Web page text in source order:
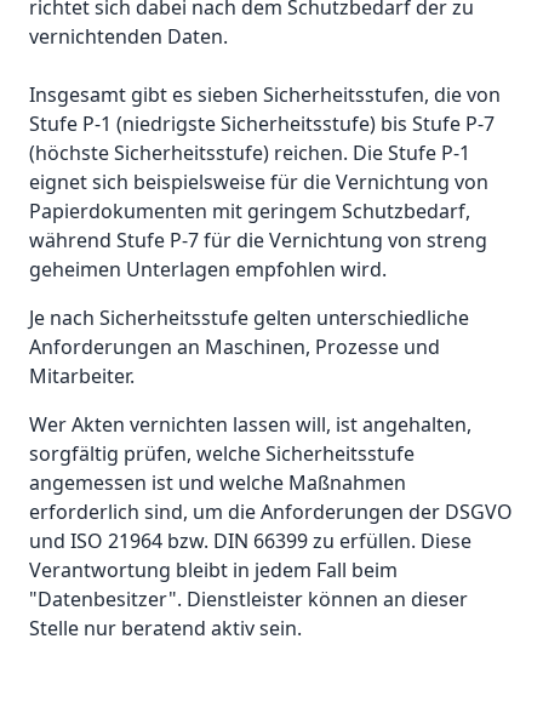
richtet sich dabei nach dem Schutzbedarf der zu
vernichtenden Daten.
Insgesamt gibt es sieben Sicherheitsstufen, die von
Stufe P-1 (niedrigste Sicherheitsstufe) bis Stufe P-7
(höchste Sicherheitsstufe) reichen. Die Stufe P-1
eignet sich beispielsweise für die Vernichtung von
Papierdokumenten mit geringem Schutzbedarf,
während Stufe P-7 für die Vernichtung von streng
geheimen Unterlagen empfohlen wird.
Je nach Sicherheitsstufe gelten unterschiedliche
Anforderungen an Maschinen, Prozesse und
Mitarbeiter.
Wer Akten vernichten lassen will, ist angehalten,
sorgfältig prüfen, welche Sicherheitsstufe
angemessen ist und welche Maßnahmen
erforderlich sind, um die Anforderungen der DSGVO
und ISO 21964 bzw. DIN 66399 zu erfüllen. Diese
Verantwortung bleibt in jedem Fall beim
"Datenbesitzer". Dienstleister können an dieser
Stelle nur beratend aktiv sein.